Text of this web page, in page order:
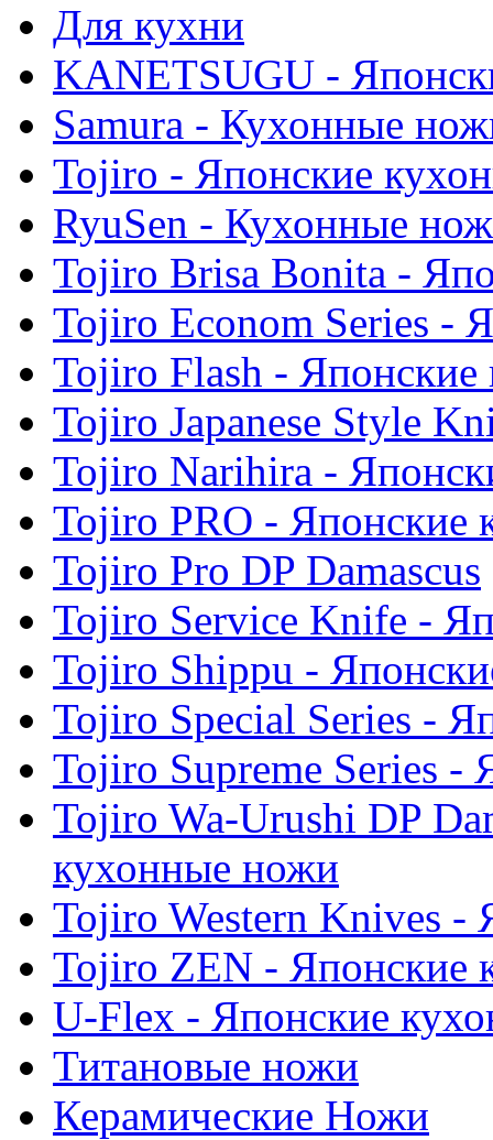
Для кухни
KANETSUGU -
Samura - Кухонные
Tojiro - Японские
RyuSen - Кухонные
Tojiro Brisa Bonita -
Tojiro Econom Series -
Tojiro Flash -
Tojiro Japanese Style
Tojiro Narihira -
Tojiro PRO - Японские
Tojiro Pro DP Damascus
Tojiro Service Knife -
Tojiro Shippu -
Tojiro Special Series -
Tojiro Supreme Series -
Tojiro Wa-Urushi DP
кухонные ножи
Tojiro Western Knives -
Tojiro ZEN - Японские
U-Flex - Японские
Титановые ножи
Керамические Ножи